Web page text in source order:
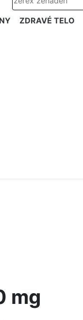
ZDRAVÉ TELO
mg